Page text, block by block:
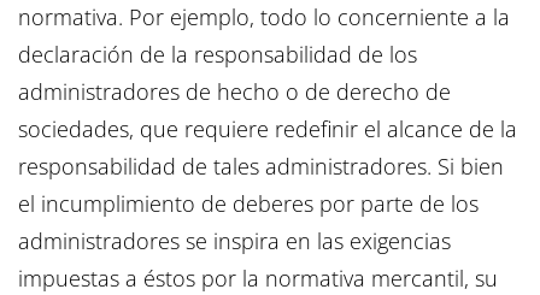
normativa. Por ejemplo, todo lo concerniente a la
declaración de la responsabilidad de los
administradores de hecho o de derecho de
sociedades, que requiere redefinir el alcance de la
responsabilidad de tales administradores. Si bien
el incumplimiento de deberes por parte de los
administradores se inspira en las exigencias
impuestas a éstos por la normativa mercantil, su